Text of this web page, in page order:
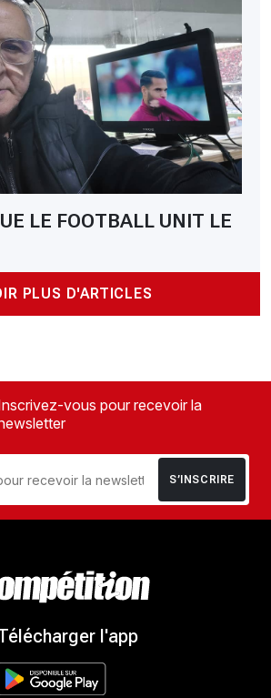
LE FOOTBALL UNIT LE
PLUS D'ARTICLES
vous pour recevoir la
S’INSCRIRE
l'app